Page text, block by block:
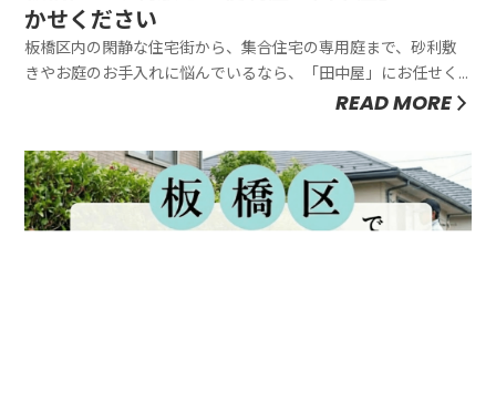
かせください
板橋区内の閑静な住宅街から、集合住宅の専用庭まで、砂利敷
きやお庭のお手入れに悩んでいるなら、「田中屋」にお任せく
ださい。「お隣との境界が狭くて雑草がひどい」「防犯のため
入れ替えまで、板橋区の住環境に合わせた最適な施工をご提案
します。「都会の雑草...
READ MORE